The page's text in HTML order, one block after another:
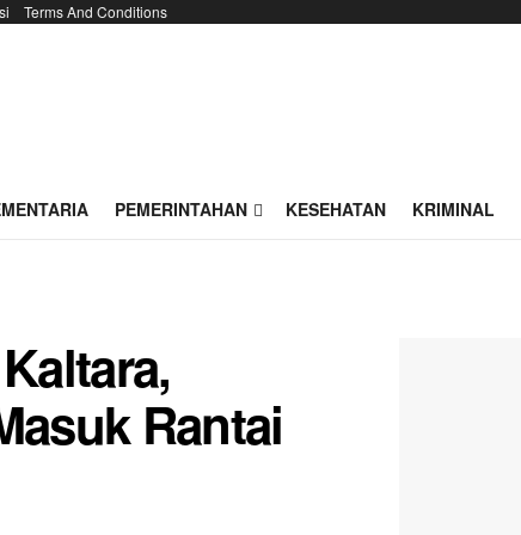
Terms And Conditions
PEMERINTAHAN KESEHATAN KRIMINAL
Rantai